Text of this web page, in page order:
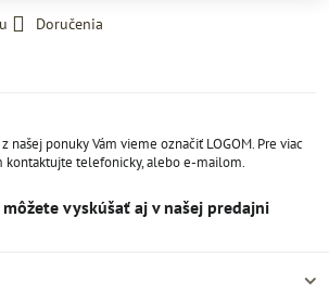
Doručenia
našej ponuky Vám vieme označiť LOGOM. Pre viac
kontaktujte telefonicky, alebo e-mailom.
vyskúšať aj v našej predajni